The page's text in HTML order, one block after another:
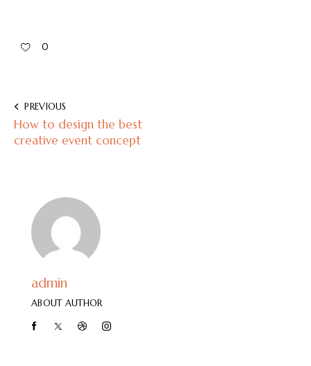
0
PREVIOUS
How to design the best
creative event concept
admin
ABOUT AUTHOR